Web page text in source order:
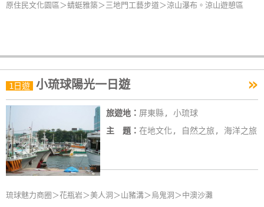
租
帶
你
玩
樂
圖
原住民文化園區＞蜻蜓雅築＞三地門工藝步道＞涼山瀑布。涼山遊憩區
1日遊 小琉球陽光一日遊 »
旅遊地： 屏東縣, 小琉球
主 題： 在地文化, 自然之旅, 海洋之旅
琉球魅力商圈＞花瓶岩＞美人洞＞山豬溝＞烏鬼洞＞中澳沙灘